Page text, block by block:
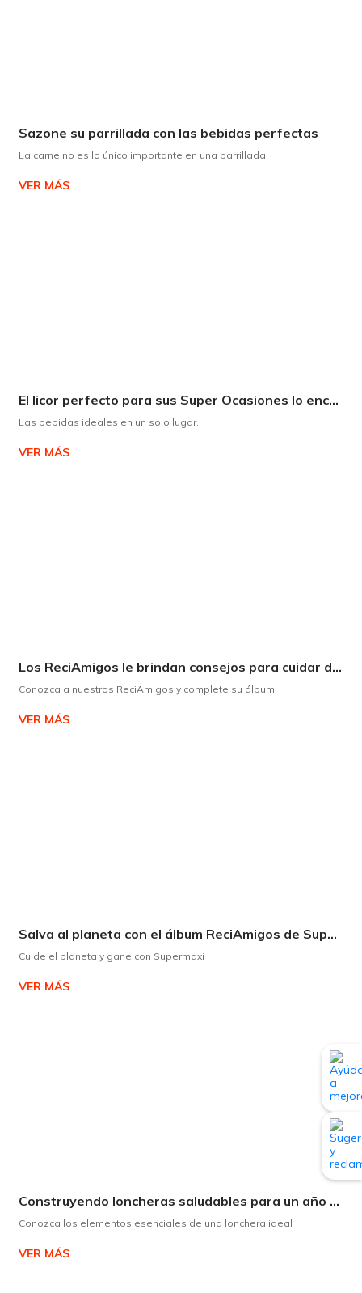
Sazone su parrillada con las bebidas perfectas
La carne no es lo único importante en una parrillada.
VER MÁS
El licor perfecto para sus Super Ocasiones lo encuentra en Supermaxi
Las bebidas ideales en un solo lugar.
VER MÁS
Los ReciAmigos le brindan consejos para cuidar del medio ambiente de forma divertida.
Conozca a nuestros ReciAmigos y complete su álbum
VER MÁS
Salva al planeta con el álbum ReciAmigos de Supermaxi
Cuide el planeta y gane con Supermaxi
VER MÁS
Construyendo loncheras saludables para un año escolar exitoso
Conozca los elementos esenciales de una lonchera ideal
VER MÁS